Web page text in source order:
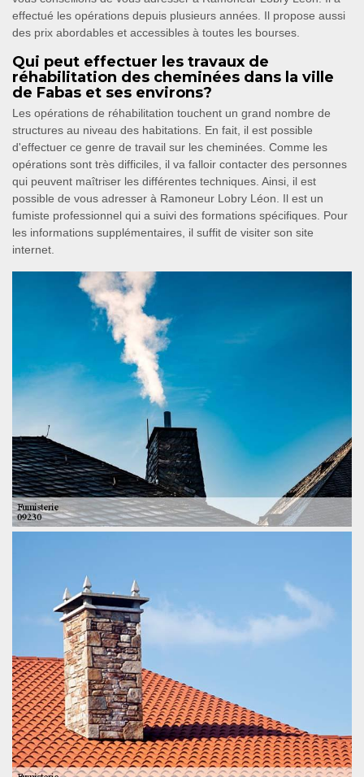
effectué les opérations depuis plusieurs années. Il propose aussi
des prix abordables et accessibles à toutes les bourses.
Qui peut effectuer les travaux de
réhabilitation des cheminées dans la ville
de Fabas et ses environs?
Les opérations de réhabilitation touchent un grand nombre de
structures au niveau des habitations. En fait, il est possible
d'effectuer ce genre de travail sur les cheminées. Comme les
opérations sont très difficiles, il va falloir contacter des personnes
qui peuvent maîtriser les différentes techniques. Ainsi, il est
possible de vous adresser à Ramoneur Lobry Léon. Il est un
fumiste professionnel qui a suivi des formations spécifiques. Pour
les informations supplémentaires, il suffit de visiter son site
internet.